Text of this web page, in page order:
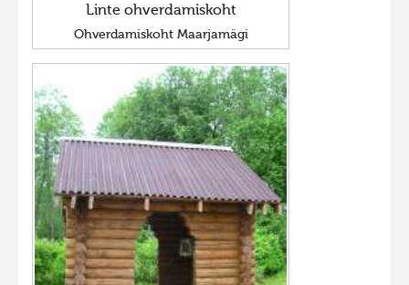
Linte ohverdamiskoht
Ohverdamiskoht Maarjamägi